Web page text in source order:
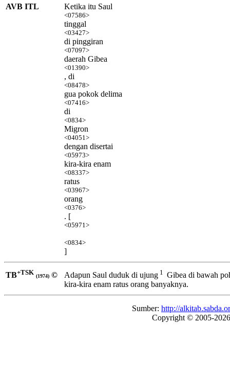
AVB ITL
Ketika itu Saul
<07586>
tinggal
<03427>
di pinggiran
<07097>
daerah Gibea
<01390>
, di
<08478>
gua pokok delima
<07416>
di
<0834>
Migron
<04051>
dengan disertai
<05973>
kira-kira enam
<08337>
ratus
<03967>
orang
<0376>
. [
<05971>
<0834>
]
TB+TSK (1974) © Adapun Saul duduk di ujung 1
Gibea di bawah
kira-kira enam ratus orang banyaknya.
Sumber: http://
Copyright © 2005-